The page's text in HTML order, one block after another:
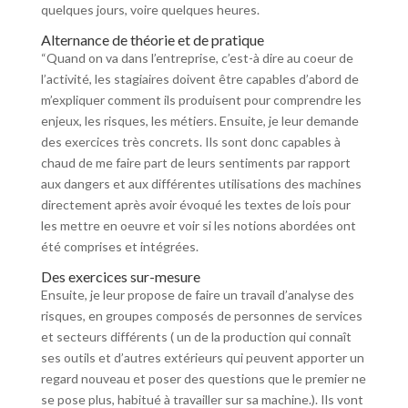
quelques jours, voire quelques heures.
Alternance de théorie et de pratique
“Quand on va dans l’entreprise, c’est-à dire au coeur de
l’activité, les stagiaires doivent être capables d’abord de
m’expliquer comment ils produisent pour comprendre les
enjeux, les risques, les métiers. Ensuite, je leur demande
des exercices très concrets. Ils sont donc capables à
chaud de me faire part de leurs sentiments par rapport
aux dangers et aux différentes utilisations des machines
directement après avoir évoqué les textes de lois pour
les mettre en oeuvre et voir si les notions abordées ont
été comprises et intégrées.
Des exercices sur-mesure
Ensuite, je leur propose de faire un travail d’analyse des
risques, en groupes composés de personnes de services
et secteurs différents ( un de la production qui connaît
ses outils et d’autres extérieurs qui peuvent apporter un
regard nouveau et poser des questions que le premier ne
se pose plus, habitué à travailler sur sa machine.). Ils vont